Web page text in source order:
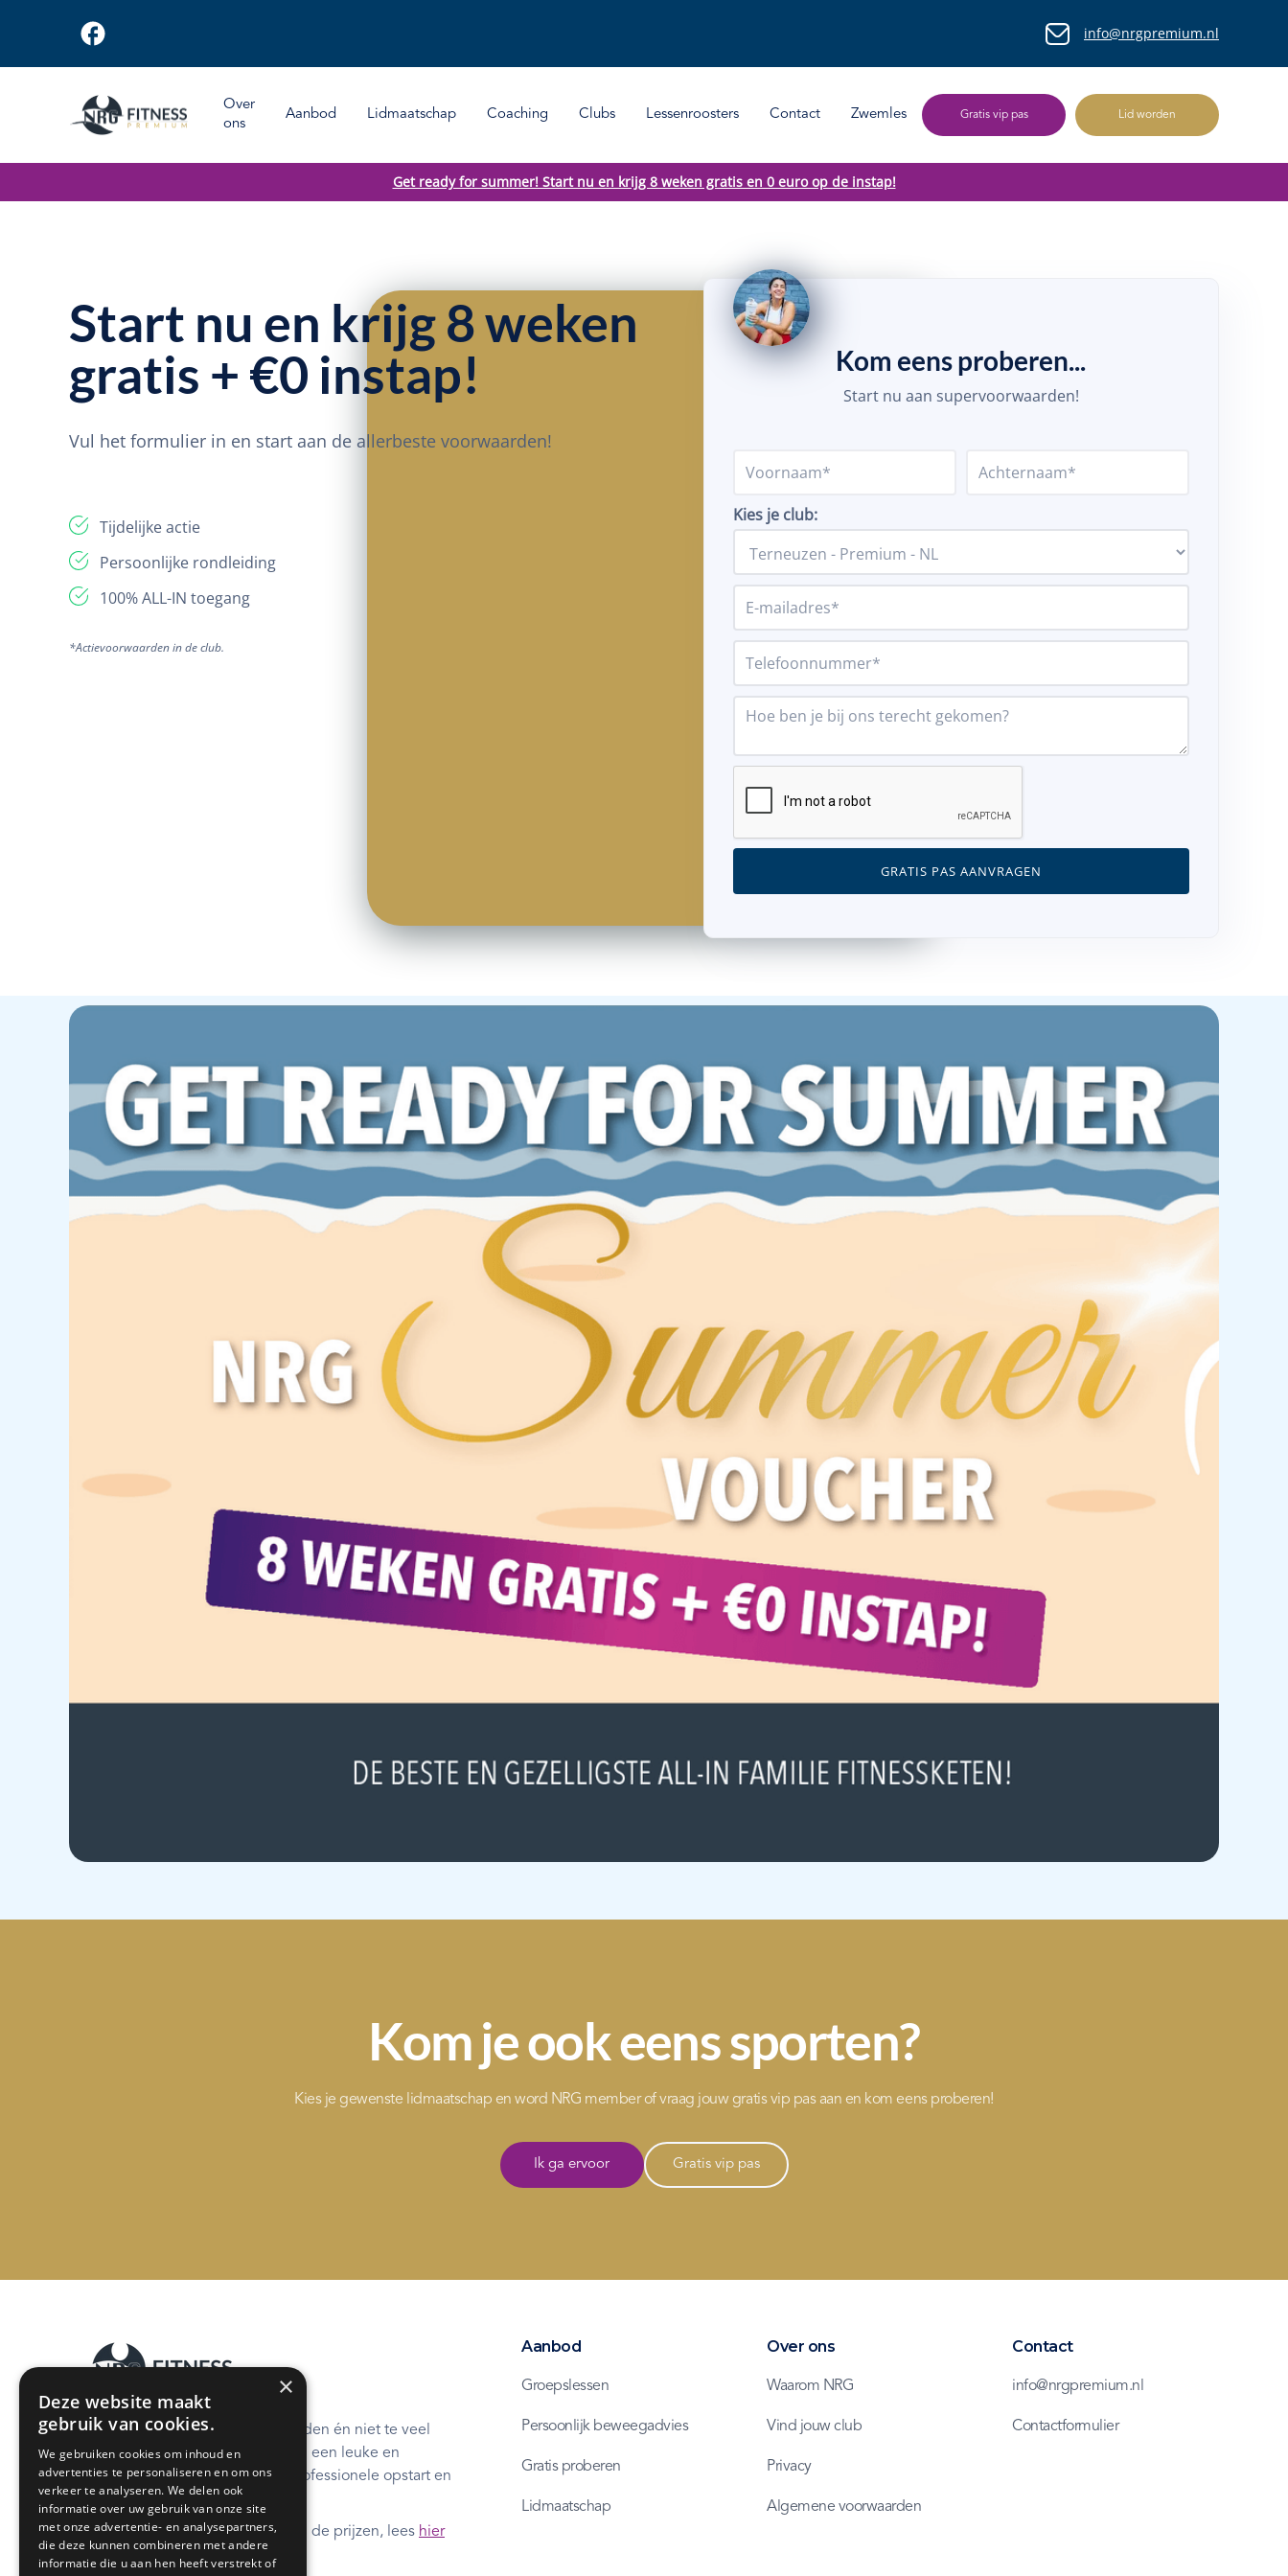
info@nrgpremium.nl
Over
ons
Aanbod Lidmaatschap Coaching Clubs Lessenroosters Contact Zwemles Gratis vip pas Lid worden
Get ready for summer! Start nu en krijg 8 weken gratis en 0 euro op de instap!
Start nu en krijg 8 weken
gratis + €0 instap!
Vul het formulier in en start aan de allerbeste voorwaarden!
Tijdelijke actie
Persoonlijke rondleiding
100% ALL-IN toegang
*Actievoorwaarden in de club.
Kom eens proberen...
Start nu aan supervoorwaarden!
Kies je club:
Kom je ook eens sporten?
Kies je gewenste lidmaatschap en word NRG member of vraag jouw gratis vip pas aan en kom eens proberen!
Ik ga ervoor Gratis vip pas
Wil jij op plezierige wijze fitter worden én niet te veel
betalen? Bij NRG Fitness sport je in een leuke en
aangename omgeving met een professionele opstart en
opvolging. It's all about YOU!
*Vanaf 1 januari 2026 indexatie van de prijzen, lees hier
meer.
Aanbod
Groepslessen
Persoonlijk beweegadvies
Gratis proberen
Lidmaatschap
Over ons
Waarom NRG
Vind jouw club
Privacy
Algemene voorwaarden
Contact
info@nrgpremium.nl
Contactformulier
×
Deze website maakt
gebruik van cookies.
We gebruiken cookies om inhoud en
advertenties te personaliseren en om ons
verkeer te analyseren. We delen ook
informatie over uw gebruik van onze site
met onze advertentie- en analysepartners,
die deze kunnen combineren met andere
informatie die u aan hen heeft verstrekt of